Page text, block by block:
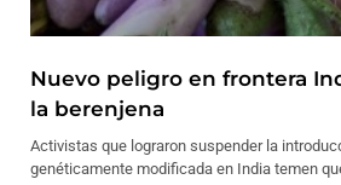
Nuevo peligro en frontera
la berenjena
Activistas que lograron suspender la
genéticamente modificada en India temen